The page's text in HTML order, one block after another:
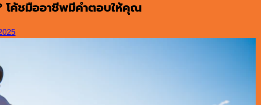
โค้ชมืออาชีพมีคำตอบให้คุณ